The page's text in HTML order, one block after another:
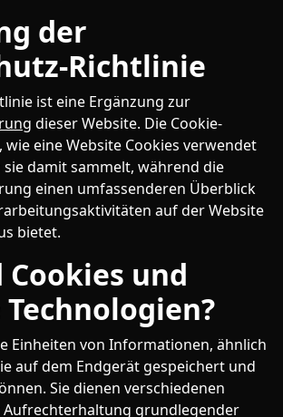
der
Richtlinie
ist eine Ergänzung zur
dieser Website. Die Cookie-
eine Website Cookies verwendet
damit sammelt, während die
einen umfassenderen Überblick
auf der Website
bietet.
Cookies und
Einheiten von Informationen, ähnlich
auf dem Endgerät gespeichert und
Sie dienen verschiedenen
Aufrechterhaltung grundlegender